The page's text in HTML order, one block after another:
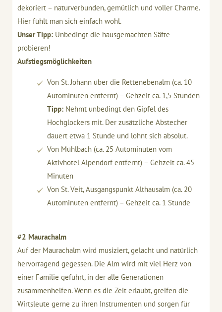
dekoriert – naturverbunden, gemütlich und voller Charme.
Hier fühlt man sich einfach wohl.
Unser Tipp: Unbedingt die hausgemachten Säfte
probieren!
Aufstiegsmöglichkeiten
Von St. Johann über die Rettenebenalm (ca. 10
Autominuten entfernt) – Gehzeit ca. 1,5 Stunden
Tipp: Nehmt unbedingt den Gipfel des
Hochglockers mit. Der zusätzliche Abstecher
dauert etwa 1 Stunde und lohnt sich absolut.
Von Mühlbach (ca. 25 Autominuten vom
Aktivhotel Alpendorf entfernt) – Gehzeit ca. 45
Minuten
Von St. Veit, Ausgangspunkt Althausalm (ca. 20
Autominuten entfernt) – Gehzeit ca. 1 Stunde
#2 Maurachalm
Auf der Maurachalm wird musiziert, gelacht und natürlich
hervorragend gegessen. Die Alm wird mit viel Herz von
einer Familie geführt, in der alle Generationen
zusammenhelfen. Wenn es die Zeit erlaubt, greifen die
Wirtsleute gerne zu ihren Instrumenten und sorgen für